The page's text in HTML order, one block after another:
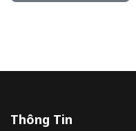
Thông Tin